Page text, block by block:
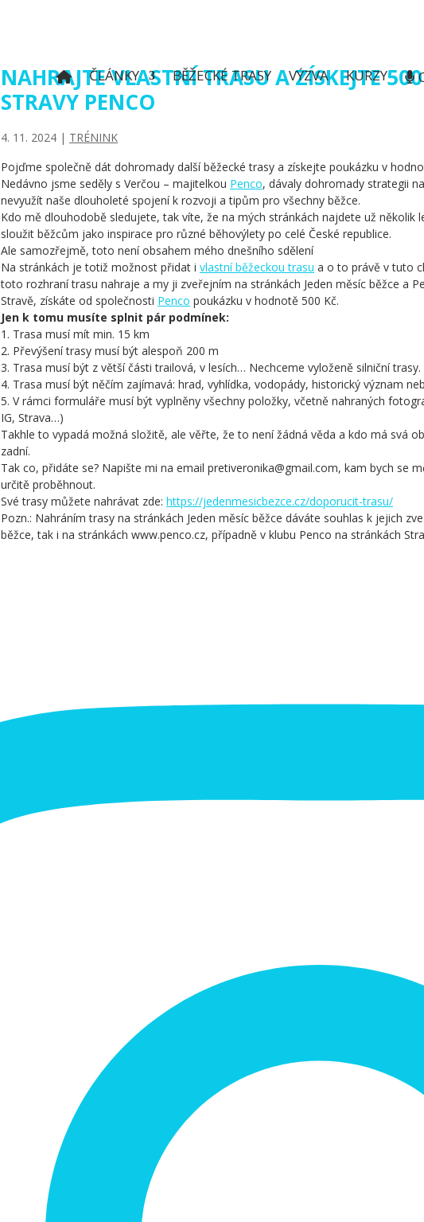
ČLÁNKY BĚŽECKÉ TRASY VÝZVA KURZY
NAHRAJTE VLASTNÍ TRASU A ZÍSKEJTE
STRAVY PENCO
4. 11. 2024 | TRÉNINK
Pojďme společně dát dohromady další běžecké trasy a získejte poukázku v
Nedávno jsme seděly s Verčou – majitelkou Penco, dávaly dohromady strategii
nevyužít naše dlouholeté spojení k rozvoji a tipům pro všechny běžce.
Kdo mě dlouhodobě sledujete, tak víte, že na mých stránkách najdete už několik
sloužit běžcům jako inspirace pro různé běhovýlety po celé České republice.
Ale samozřejmě, toto není obsahem mého dnešního sdělení
Na stránkách je totiž možnost přidat i vlastní běžeckou trasu a o to právě v tuto
toto rozhraní trasu nahraje a my ji zveřejním na stránkách Jeden měsíc běžce a
Stravě, získáte od společnosti Penco poukázku v hodnotě 500 Kč.
Jen k tomu musíte splnit pár podmínek:
1. Trasa musí mít min. 15 km
2. Převýšení trasy musí být alespoň 200 m
3. Trasa musí být z větší části trailová, v lesích… Nechceme vyloženě silniční trasy.
4. Trasa musí být něčím zajímavá: hrad, vyhlídka, vodopády, historický význam
5. V rámci formuláře musí být vyplněny všechny položky, včetně nahraných
IG, Strava…)
Takhle to vypadá možná složitě, ale věřte, že to není žádná věda a kdo má svá
zadní.
Tak co, přidáte se? Napište mi na email pretiveronika@gmail.com, kam bych se
určitě proběhnout.
Své trasy můžete nahrávat zde: https://jedenmesicbezce.cz/doporucit-trasu/
Pozn.: Nahráním trasy na stránkách Jeden měsíc běžce dáváte souhlas k jejich
běžce, tak i na stránkách www.penco.cz, případně v klubu Penco na stránkách